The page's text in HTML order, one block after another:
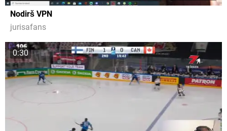
Nodirš VPN
jurisafans
0:30